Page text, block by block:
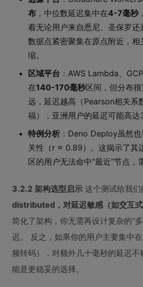
布 ，中位数延迟集中在4-7毫秒
着无论用户来自悉尼、圣保罗
数据点紧密聚集在原点附近，
缩。
区域平台 ：AWS Lambda、
在140-170毫秒区间，但分布
远，延迟越高（Pearson相关
福），亚洲用户的延迟可能高达
特例分析 ：Deno Deploy虽然
关性（r ≈ 0.89）。这揭示了其
区的用户无法命中“最近”节点
3.2.2 架构选型启示 这个测试给我们
distributed，对延迟敏感（如交互
简化了架构，你无需再设计复杂的“
迟。 反之，如果你的用户主要集中
频转码），对额外几十毫秒的延迟
能是更稳妥的选择。